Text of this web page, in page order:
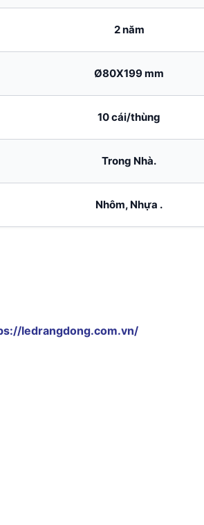
2 năm
Ø80X199 mm
10 cái/thùng
Trong Nhà.
Nhôm, Nhựa .
ledrangdong.com.vn/